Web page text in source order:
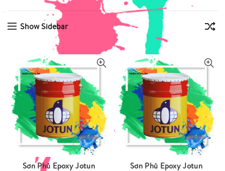
Show Sidebar
Sơn Phủ Epoxy Jotun
Sơn Phủ Epoxy Jotun